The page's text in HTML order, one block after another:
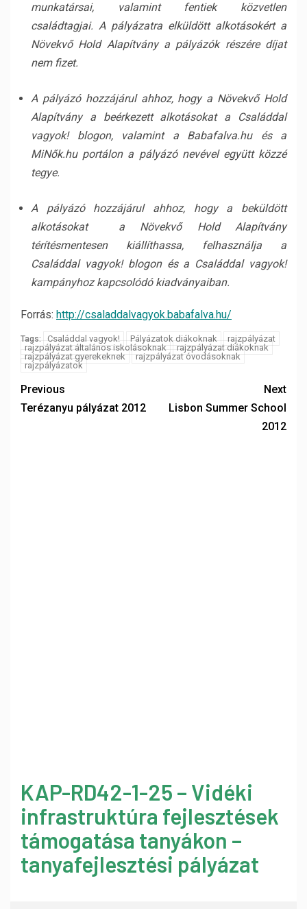
munkatársai, valamint fentiek közvetlen
családtagjai. A pályázatra elküldött alkotásokért a
Növekvő Hold Alapítvány a pályázók részére díjat
nem fizet.
A pályázó hozzájárul ahhoz, hogy a Növekvő Hold
Alapítvány a beérkezett alkotásokat a Családdal
vagyok! blogon, valamint a Babafalva.hu és a
MiNők.hu portálon a pályázó nevével együtt közzé
tegye.
A pályázó hozzájárul ahhoz, hogy a beküldött
alkotásokat a Növekvő Hold Alapítvány
térítésmentesen kiállíthassa, felhasználja a
Családdal vagyok! blogon és a Családdal vagyok!
kampányhoz kapcsolódó kiadványaiban.
Forrás: http://csaladdalvagyok.babafalva.hu/
Tags: Családdal vagyok! Pályázatok diákoknak
rajzpályázat
rajzpályázat általános iskolásoknak
rajzpályázat diákoknak
rajzpályázat gyerekeknek
rajzpályázat óvodásoknak
rajzpályázatok
Previous
Terézanyu pályázat 2012
Next
Lisbon Summer School
2012
KAP-RD42-1-25 – Vidéki
infrastruktúra fejlesztések
támogatása tanyákon –
tanyafejlesztési pályázat